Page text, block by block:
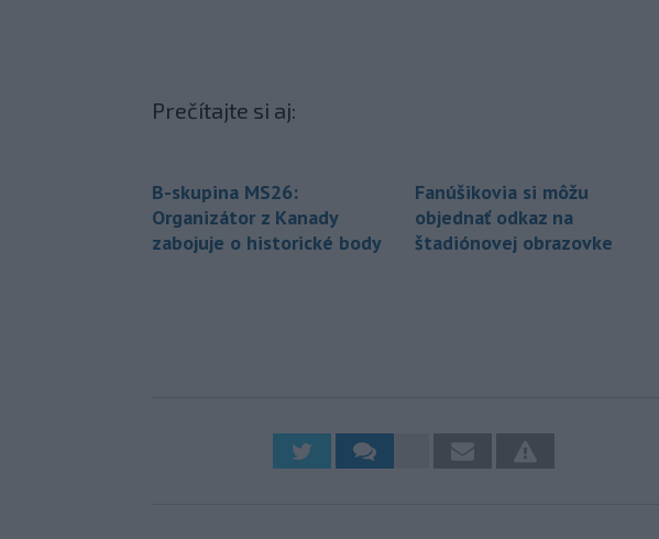
Prečítajte si aj:
B-skupina MS26:
Organizátor z Kanady
zabojuje o historické body
Fanúšikovia si môžu
objednať odkaz na
štadiónovej obrazovke